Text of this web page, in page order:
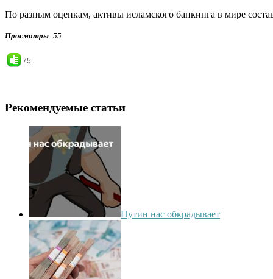
По разным оценкам, активы исламского банкинга в мире
Просмотры: 55
75
Рекомендуемые статьи
Путин нас обкрадывает